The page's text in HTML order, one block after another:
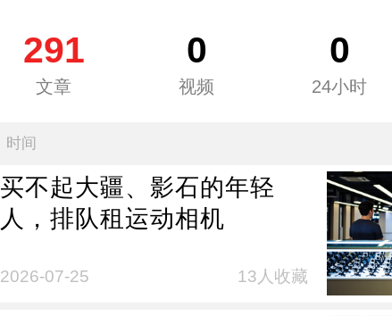
291
文章
0
视频
0
24小时
时间
买不起大疆、影石的年轻
人，排队租运动相机
2026-07-25 13人收藏